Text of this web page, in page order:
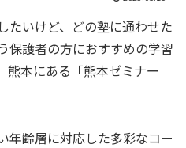
たいけど、どの塾に通わせた
保護者の方におすすめの学習
熊本にある「熊本ゼミナー
年齢層に対応した多彩なコー